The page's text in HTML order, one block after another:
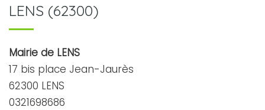
LENS (62300)
Mairie de LENS
17 bis place Jean-Jaurès
62300 LENS
0321698686